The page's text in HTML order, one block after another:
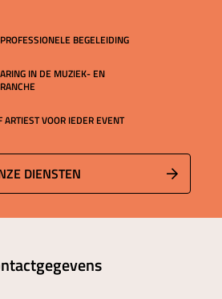
BEGELEIDING
IN DE MUZIEK- EN
ARTIEST VOOR IEDER EVENT
DIENSTEN